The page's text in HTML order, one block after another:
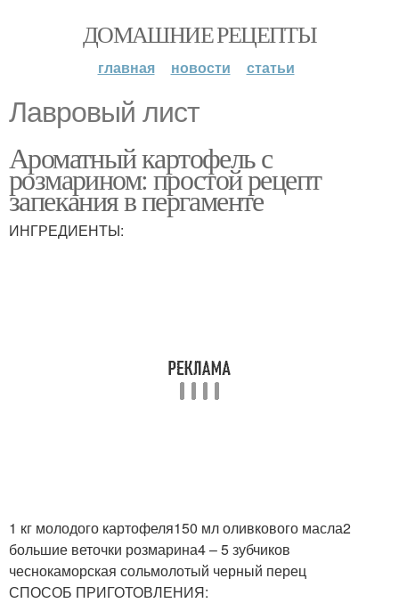
ДОМАШНИЕ РЕЦЕПТЫ
главная новости статьи
Лавровый лист
Ароматный картофель с
розмарином: простой рецепт
запекания в пергаменте
ИНГРЕДИЕНТЫ:
1 кг молодого картофеля150 мл оливкового масла2
большие веточки розмарина4 – 5 зубчиков
чеснокаморская сольмолотый черный перец
СПОСОБ ПРИГОТОВЛЕНИЯ: